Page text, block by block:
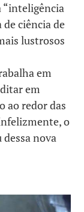
“inteligência
ciência de
lustrosos
em
em
ao redor das
o
dessa nova